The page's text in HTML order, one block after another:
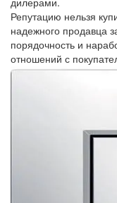
Репутацию нельзя
надежного продавца
порядочность и
отношений с